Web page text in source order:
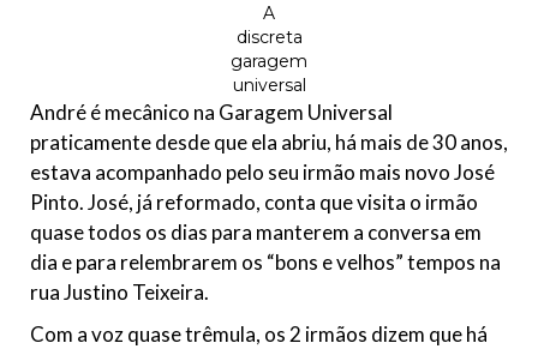
A
discreta
garagem
universal
André é mecânico na Garagem Universal
praticamente desde que ela abriu, há mais de 30 anos,
estava acompanhado pelo seu irmão mais novo José
Pinto. José, já reformado, conta que visita o irmão
quase todos os dias para manterem a conversa em
dia e para relembrarem os “bons e velhos” tempos na
rua Justino Teixeira.
Com a voz quase trêmula, os 2 irmãos dizem que há